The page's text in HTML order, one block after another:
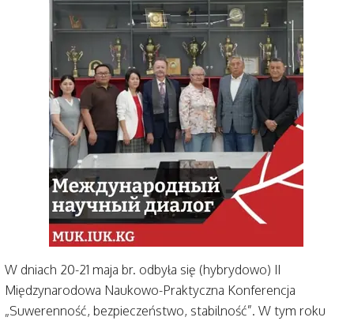
W dniach 20-21 maja br. odbyła się (hybrydowo) II
Międzynarodowa Naukowo-Praktyczna Konferencja
„Suwerenność, bezpieczeństwo, stabilność”. W tym roku